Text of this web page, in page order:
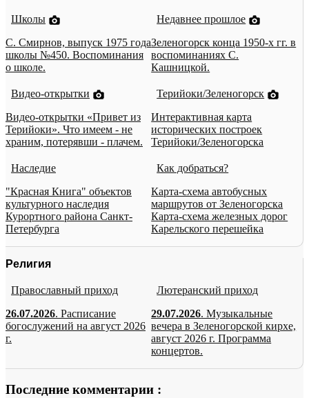
Школы
С. Смирнов, выпуск 1975 года
школы №450. Воспоминания
о школе.
Недавнее прошлое
Зеленогорск конца 1950-х гг. в
воспоминаниях С.
Кашницкой.
Видео-открытки
Видео-открытки «Привет из
Терийоки». Что имеем - не
храним, потерявши - плачем.
Терийоки/Зеленогорск
Интерактивная карта
исторических построек
Терийоки/Зеленогорска
Наследие
"Красная Книга" объектов
культурного наследия
Курортного района Санкт-
Петербурга
Как добраться?
Карта-схема автобусных
маршрутов от Зеленогорска
Карта-схема железных дорог
Карельского перешейка
Религия
Православный приход
26.07.2026. Расписание
богослужений на август 2026
г.
Лютеранский приход
29.07.2026. Музыкальные
вечера в Зеленогорской кирхе,
август 2026 г. Программа
концертов.
Последние комментарии :